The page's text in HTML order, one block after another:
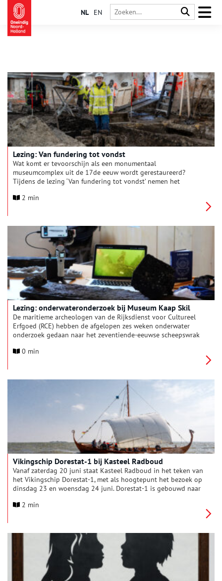
NL EN
Lezing: Van fundering tot vondst
Wat komt er tevoorschijn als een monumentaal
museumcomplex uit de 17de eeuw wordt gerestaureerd?
Tijdens de lezing ‘Van fundering tot vondst’ nemen het
de gemeente Hoorn bezoekers mee achter de schermen van
Oosterkerk in Hoorn en is gratis toegankelijk. Vanwege de
verwachte belangstelling is vooraf aanmelden verplicht.
2 min
Lezing: onderwateronderzoek bij Museum Kaap Skil
De maritieme archeologen van de Rijksdienst voor Cultureel
Erfgoed (RCE) hebben de afgelopen zes weken onderwater
onderzoek gedaan naar het zeventiende-eeuwse scheepswrak
vertellen bij Museum Kaap Skil op Texel.
0 min
Vikingschip Dorestat-1 bij Kasteel Radboud
Vanaf zaterdag 20 juni staat Kasteel Radboud in het teken van
het Vikingschip Dorestat-1, met als hoogtepunt het bezoek op
dinsdag 23 en woensdag 24 juni. Dorestat-1 is gebouwd naar
Denemarken werd gevonden. Dit sluit aan bij de
rondvaarten, een lezing of een bezoek aan het schip wordt de
wereld van de oude Friezen een stap dichterbij gebracht.
2 min